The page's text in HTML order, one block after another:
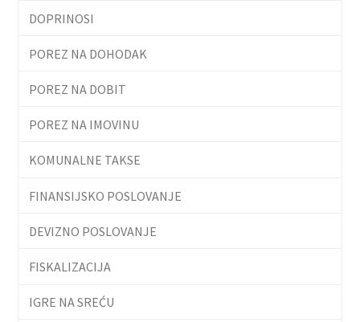
DOPRINOSI
POREZ NA DOHODAK
POREZ NA DOBIT
POREZ NA IMOVINU
KOMUNALNE TAKSE
FINANSIJSKO POSLOVANJE
DEVIZNO POSLOVANJE
FISKALIZACIJA
IGRE NA SREĆU